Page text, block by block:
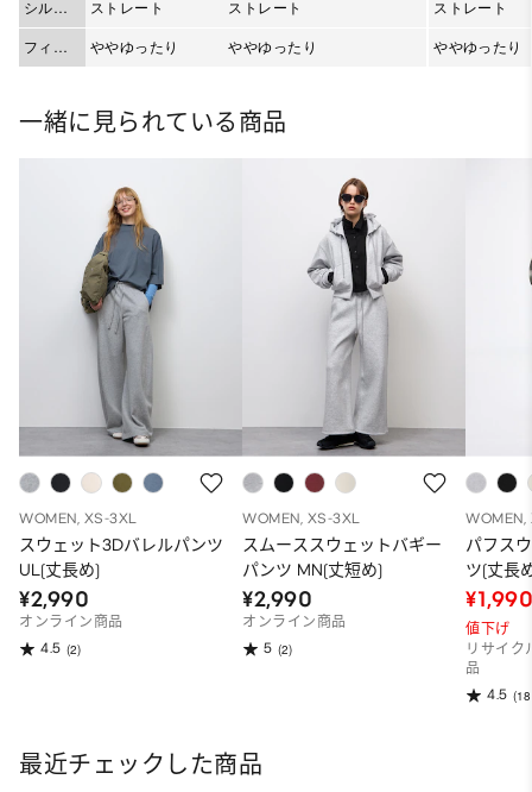
シルエ
ット
ストレート
フィッ
ト
ややゆったり
ストレート
ややゆったり
ストレート
ややゆったり
一緒に見られている商品
WOMEN, XS-3XL
スウェット3Dバレルパンツ
UL(丈長め)
¥2,990
オンライン商品
4.5 (2)
WOMEN, XS-3XL
スムーススウェットバギー
パンツ MN(丈短め)
¥2,990
オンライン商品
5 (2)
WOMEN,
パフス
ツ(丈長
値下げ
リサイク
品
4.5
最近チェックした商品